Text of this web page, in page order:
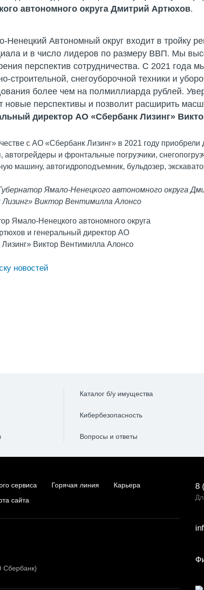
автономного округа Дмитрий Артюхов.
Ненецкий Автономный округ входит в тройку
и в число лидеров по размеру ВВП. Мы
перспектив сотрудничества. С 2021 года
строительной, снегоуборочной техники и
более чем на полмиллиарда рублей.
новые перспективы и позволит расширить
директор АО «Сбербанк Лизинг»
с АО «Сбербанк Лизинг» в 2021 году
автогрейдеры и фронтальные погрузчики,
машину, автогидроподъемник, бульдозер,
Ямало-Ненецкого автономного округа
Лизинг» Виктор Вентимилла Алонсо
новостей
Каталог б/у имущества
Кибербезопасность
Вопросы и ответы
сервиса Горячая линия
Карьера
сайта
Сбербанк)
8